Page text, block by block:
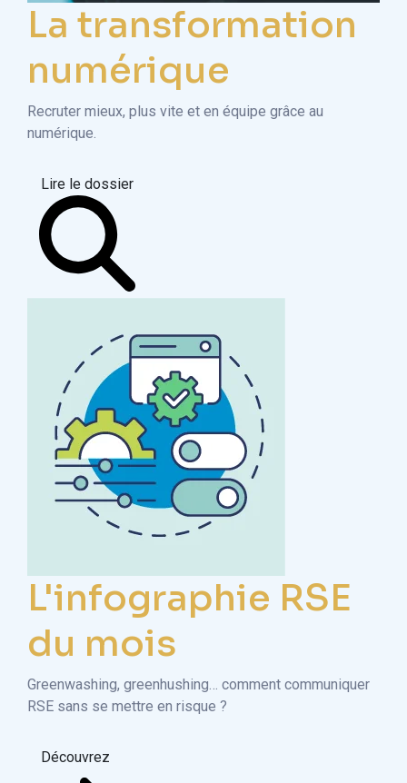
La transformation
numérique
Recruter mieux, plus vite et en équipe grâce au
numérique.
Lire le dossier
L'infographie RSE
du mois
Greenwashing, greenhushing… comment communiquer
RSE sans se mettre en risque ?
Découvrez